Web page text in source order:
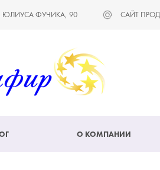
ЮЛИУСА ФУЧИКА, 90 САЙТ
О КОМПАНИИ